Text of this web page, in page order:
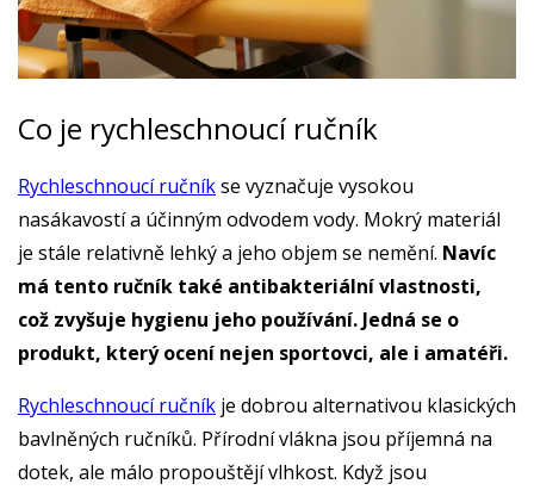
Co je rychleschnoucí ručník
Rychleschnoucí ručníkse vyznačuje vysokou
nasákavostí a účinným odvodem vody. Mokrý materiál
je stále relativně lehký a jeho objem se nemění. Navíc
má tento ručník také antibakteriální vlastnosti,
což zvyšuje hygienu jeho používání. Jedná se o
produkt, který ocení nejen sportovci, ale i amatéři.
Rychleschnoucí ručník je dobrou alternativou klasických
bavlněných ručníků. Přírodní vlákna jsou příjemná na
dotek, ale málo propouštějí vlhkost. Když jsou